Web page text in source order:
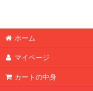
ホーム
マイページ
カートの中身